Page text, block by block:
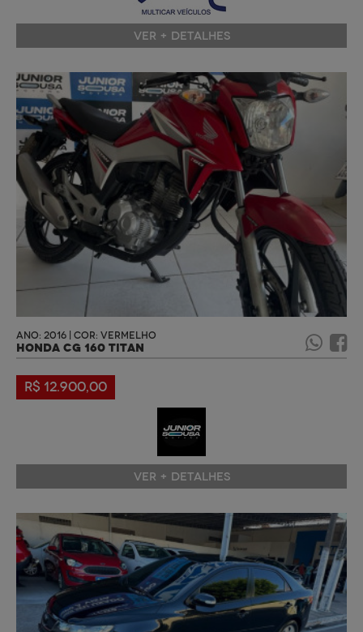
VER + DETALHES
ANO: 2016 | COR: VERMELHO
HONDA CG 160 TITAN
R$ 12.900,00
VER + DETALHES